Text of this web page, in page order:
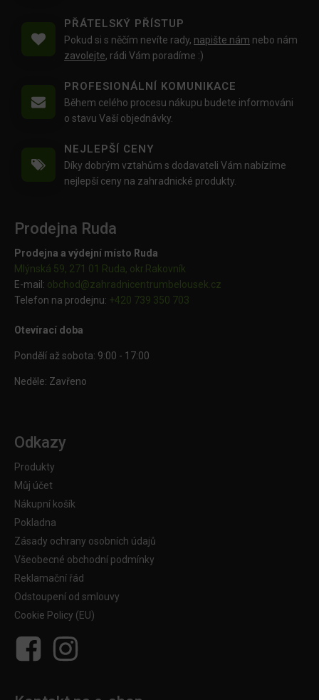
PŘÁTELSKÝ PŘÍSTUP
Pokud si s něčím nevíte rady, napište nám nebo nám
zavolejte, rádi Vám poradíme :)
PROFESIONÁLNÍ KOMUNIKACE
Během celého procesu nákupu budete informováni
o stavu Vaší objednávky.
NEJLEPŠÍ CENY
Díky dobrým vztahům s dodavateli Vám nabízíme
nejlepší ceny na zahradnické produkty.
Prodejna Ruda
Prodejna a výdejní místo Ruda
Mlýnská 59, 271 01 Ruda, okr.Rakovník
E-mail: obchod@zahradnicentrumbelousek.cz
Telefon na prodejnu: +420 739 350 703
Otevírací doba
Pondělí až sobota: 9:00 - 17:00
Neděle: Zavřeno
Odkazy
Produkty
Můj účet
Nákupní košík
Pokladna
Zásady ochrany osobních údajů
Všeobecné obchodní podmínky
Reklamační řád
Odstoupení od smlouvy
Cookie Policy (EU)